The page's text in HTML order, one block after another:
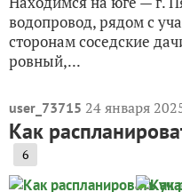
водопровод, рядом с
сторонам соседские
ровный,...
user_73715 24 января
Как
6